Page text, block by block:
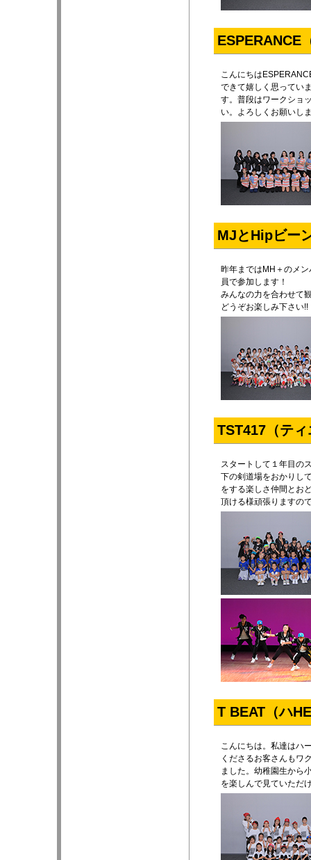
ESPERANCE
こんにちは
できて嬉しく思ってい
す。普段はワークショ
い。よろしくお願いし
MJとHipビー
昨年まではMH＋のメ
員で参加します！
みんなの力を合わせて
どうぞお楽しみ下さい!!
TST417（テ
スタートして１年目の
下の剣道場をおかりし
をする楽しさ仲間とお
頂ける様頑張りますの
T BEAT（ハ
こんにちは。私達はハ
くださるお客さんもワ
ました。幼稚園生から
を楽しんで見ていただ